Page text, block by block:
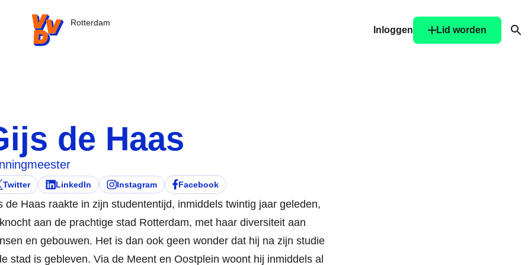
VVD.nl - Ga naar de homepage
Rotterdam
Inloggen
Lid worden
de Haas
deze persoon zijn/haar
Twitterin nieuw tabblad)
Bezoek deze persoon zijn/haar
LinkedIn
(opent in nieuw tabblad)Bezoek deze persoon zijn/haar
Instagram
(opent in nieuw tabblad)Bezoek deze persoon zijn/haar
Facebook
(opent in nieuw tabblad)
de Haas raakte in zijn studententijd, inmiddels twintig jaar geleden,
aan de prachtige stad Rotterdam, met haar diversiteit aan
en gebouwen. Het is dan ook geen wonder dat hij na zijn studie
stad is gebleven. Via de Meent en Oostplein woont hij inmiddels al